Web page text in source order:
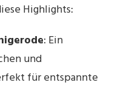
Highlights:
: Ein
und
für entspannte